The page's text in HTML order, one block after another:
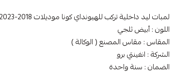
لمبات ليد داخلية تركب للهيونداي كونا موديلات 2018-2023
اللون : أبيض ثلجي
المقاس : مقاس المصنع ( الوكالة )
الشركة : انفينتي برو
الضمان : سنة واحدة